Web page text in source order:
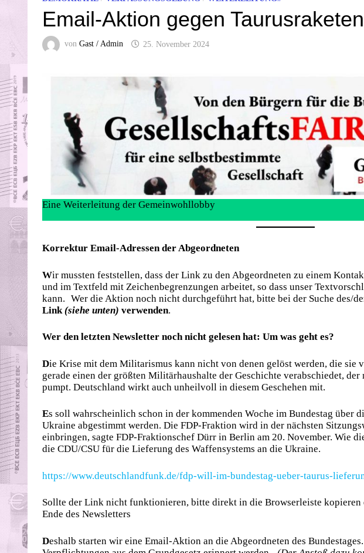
Email-Aktion gegen
von Gast / Admin 25. November 2024
Eine Weiterleitung der Gemeinwohllobby
Korrektur Email-Adressen der Abgeordneten
Wir mussten feststellen, dass der Link zu den Abgeordneten zu einem
und im Textfeld mit Zeichenbegrenzungen arbeitet, so dass unser
kann. Wer die Aktion noch nicht durchgeführt hat, bitte bei der Suche des/
Link(siehe unten) verwenden.
Wer den letzten Newsletter noch nicht gelesen hat: Um was geht es?
Die Krise mit dem Militarismus kann nicht von denen gelöst werden, die sie
gerade einen der größten Militärhaushalte der Geschichte verabschiedet,
pumpt. Deutschland wirkt auch unheilvoll in diesem Geschehen mit.
Es soll wahrscheinlich schon in der kommenden Woche im Bundestag über
Ukraine abgestimmt werden. Die FDP-Fraktion wird in der nächsten
einbringen, sagte FDP-Fraktionschef Dürr in Berlin am 20. November. Wie
die CDU/CSU für die Lieferung des Waffensystems an die Ukraine.
https://www.deutschlandfunk.de/fdp-will-im-bundestag-ueber-taurus-
Sollte der Link nicht funktionieren, bitte direkt in die Browserleiste
Ende des Newsletters
Deshalb starten wir eine Email-Aktion an die Abgeordneten des